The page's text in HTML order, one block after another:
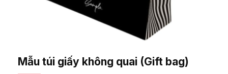
Mẫu túi giấy không quai (Gift bag)